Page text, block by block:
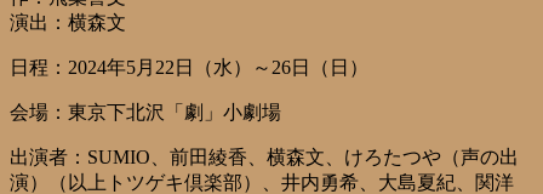
演出：横森文
日程：2024年5月22日（水）～26日（日）
会場：東京下北沢「劇」小劇場
出演者：SUMIO、前田綾香、横森文、けろたつや（声の出
演）（以上トツゲキ倶楽部）、井内勇希、大島夏紀、関洋